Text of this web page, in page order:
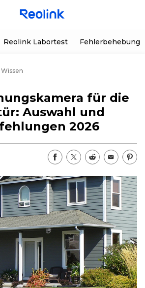
Reolink Labortest Fehlerbehebung
für die
Auswahl und
2026